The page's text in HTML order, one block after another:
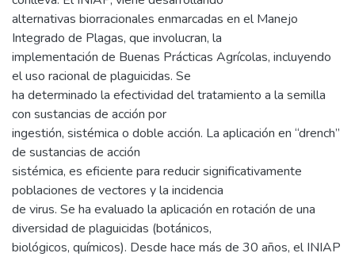
alternativas biorracionales enmarcadas en el Manejo
Integrado de Plagas, que involucran, la
implementación de Buenas Prácticas Agrícolas, incluyendo
el uso racional de plaguicidas. Se
ha determinado la efectividad del tratamiento a la semilla
con sustancias de acción por
ingestión, sistémica o doble acción. La aplicación en “drench”
de sustancias de acción
sistémica, es eficiente para reducir significativamente
poblaciones de vectores y la incidencia
de virus. Se ha evaluado la aplicación en rotación de una
diversidad de plaguicidas (botánicos,
biológicos, químicos). Desde hace más de 30 años, el INIAP